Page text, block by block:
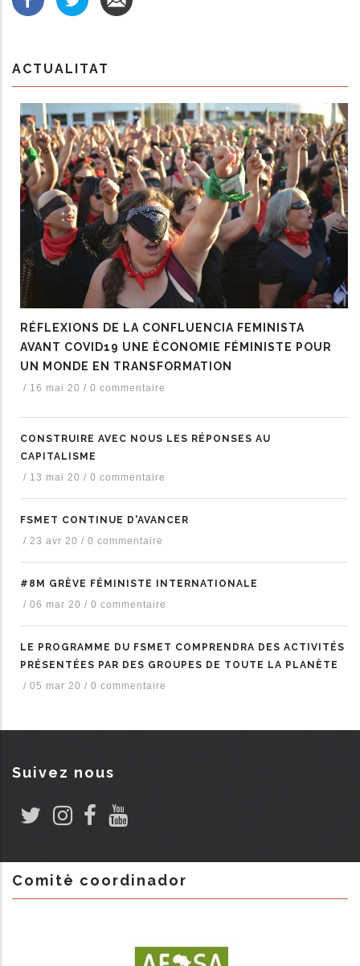
ACTUALITAT
RÉFLEXIONS DE LA CONFLUENCIA FEMINISTA
AVANT COVID19 UNE ÉCONOMIE FÉMINISTE POUR
UN MONDE EN TRANSFORMATION
/ 16 mai 20 / 0 commentaire
CONSTRUIRE AVEC NOUS LES RÉPONSES AU
CAPITALISME
/ 13 mai 20 / 0 commentaire
FSMET CONTINUE D'AVANCER
/ 23 avr 20 / 0 commentaire
#8M GRÈVE FÉMINISTE INTERNATIONALE
/ 06 mar 20 / 0 commentaire
LE PROGRAMME DU FSMET COMPRENDRA DES ACTIVITÉS
PRÉSENTÉES PAR DES GROUPES DE TOUTE LA PLANÈTE
/ 05 mar 20 / 0 commentaire
Suivez nous
Comitè coordinador